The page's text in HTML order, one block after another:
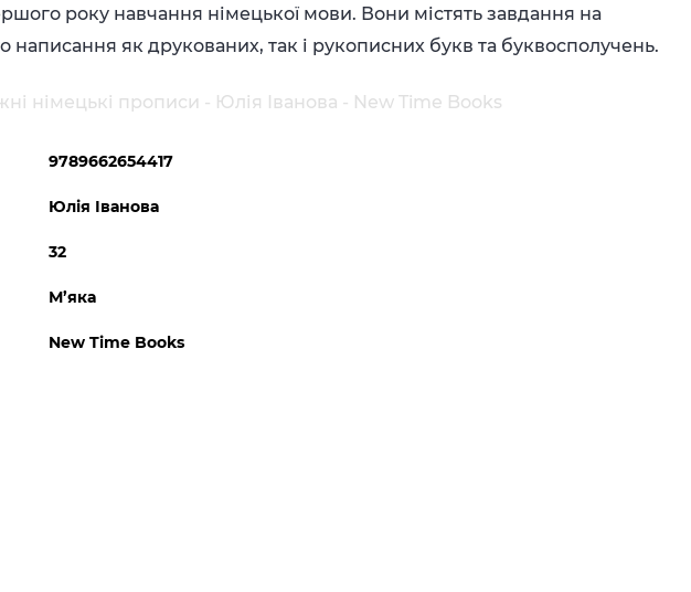
року навчання німецької мови. Вони містять завдання на
як друкованих, так і рукописних букв та буквосполучень.
німецькі прописи - Юлія Іванова - New Time Books
9789662654417
Юлія Іванова
32
М’яка
New Time Books